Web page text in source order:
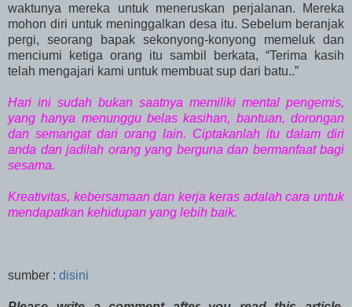
waktunya mereka untuk meneruskan perjalanan. Mereka
mohon diri untuk meninggalkan desa itu. Sebelum beranjak
pergi, seorang bapak sekonyong-konyong memeluk dan
menciumi ketiga orang itu sambil berkata, “Terima kasih
telah mengajari kami untuk membuat sup dari batu..”
Hari ini sudah bukan saatnya memiliki mental pengemis,
yang hanya menunggu belas kasihan, bantuan, dorongan
dan semangat dari orang lain. Ciptakanlah itu dalam diri
anda dan jadilah orang yang berguna dan bermanfaat bagi
sesama.
Kreativitas, kebersamaan dan kerja keras adalah cara untuk
mendapatkan kehidupan yang lebih baik.
sumber : disini